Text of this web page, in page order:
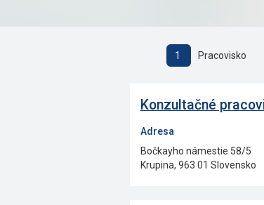
1 Pracovisko
Konzultačné
Adresa
Bočkayho námestie 58/5
Krupina, 963 01 Slovensko